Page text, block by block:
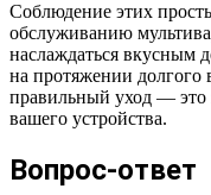
Соблюдение этих
обслуживанию
наслаждаться вкусным
на протяжении долгого
правильный уход — это
вашего устройства.
Вопрос-ответ